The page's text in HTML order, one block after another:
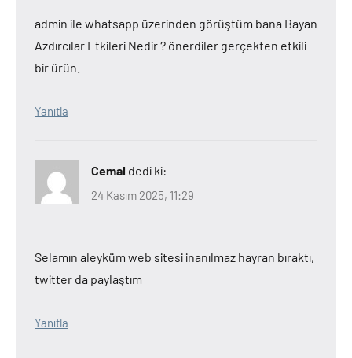
admin ile whatsapp üzerinden görüştüm bana Bayan
Azdırcılar Etkileri Nedir ? önerdiler gerçekten etkili
bir ürün.
Yanıtla
Cemal dedi ki:
24 Kasım 2025, 11:29
Selamın aleyküm web sitesi inanılmaz hayran bıraktı,
twitter da paylaştım
Yanıtla